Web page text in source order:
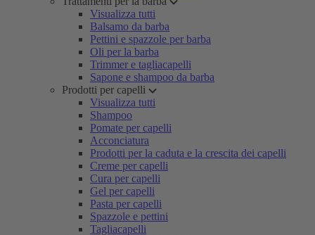
Visualizza tutti
Balsamo da barba
Pettini e spazzole per barba
Oli per la barba
Trimmer e tagliacapelli
Sapone e shampoo da barba
Prodotti per capelli
Visualizza tutti
Shampoo
Pomate per capelli
Acconciatura
Prodotti per la caduta e la crescita dei capelli
Creme per capelli
Cura per capelli
Gel per capelli
Pasta per capelli
Spazzole e pettini
Tagliacapelli